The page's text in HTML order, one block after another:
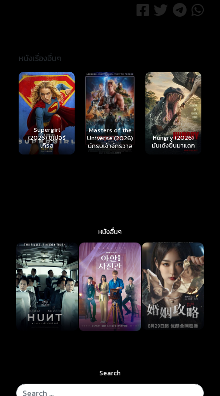
หนังเรื่องอื่นๆ
Masters of the
Universe (2026)
นักรบเจ้าจักรวาล
Hungry (2026)
มันเด้งขึ้นมาแดก
Ready or Not 2:
Here I Come
(2026) เกมพร้อม
ตาย 2
หนังอื่นๆ
Search